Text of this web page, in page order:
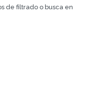
de filtrado o busca en